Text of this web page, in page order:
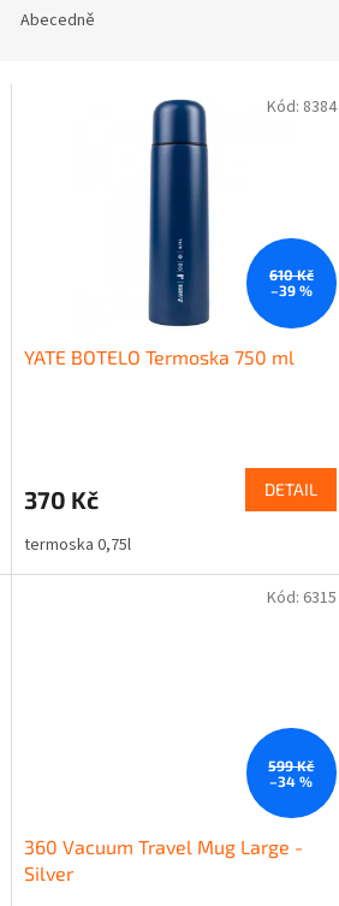
Abecedně
610 Kč
–39 %
YATE BOTELO Termoska 750 ml
370 Kč DETAIL
termoska 0,75l
Kód: 8384
599 Kč
–34 %
360 Vacuum Travel Mug Large -
Silver
Kód: 6315